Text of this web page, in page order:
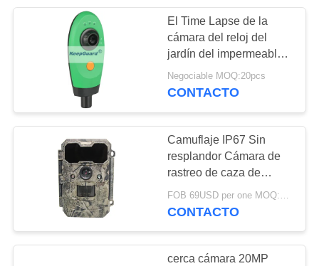
POLÍTICA
PRIVACIDAD
Cámara de WIFI
Bluetooth
44
Búsqueda de los
accesorios de la
cámara
28
El Time Lapse de la
cámara del reloj del
jardín del impermeable
accionó 4 pilas AA
Negociable MOQ:20pcs
CONTACTO
Camuflaje IP67 Sin
resplandor Cámara de
rastreo de caza de
ciervos con disparador
rápido infrarrojo
CONTACTO
cerca cámara 20MP